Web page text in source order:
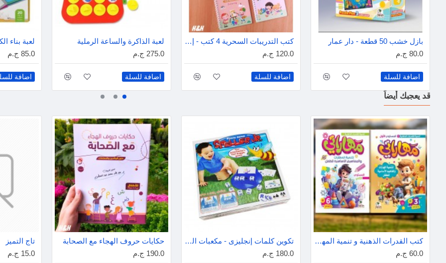
بازل خشب 50 قطعة - دار عمار
80.0 ج.م
اضافة للسلة
كتب التدريبات السحرية 4 كتب - إنجليزى
120.0 ج.م
اضافة للسلة
لعبة الذاكرة والساعة الرملية
275.0 ج.م
اضافة للسلة
لعبة بناء الكلمات
85.0 ج.م
اضافة
قد يعجبك أيضاً
كتب القدرات الذهنية و تنمية المهارات
60.0 ج.م
تكوين كلمات إنجليزى - مكعبات الحروف
180.0 ج.م
حكايات حروف الهجاء مع الصحابة
190.0 ج.م
تاج التميز
15.0 ج.م